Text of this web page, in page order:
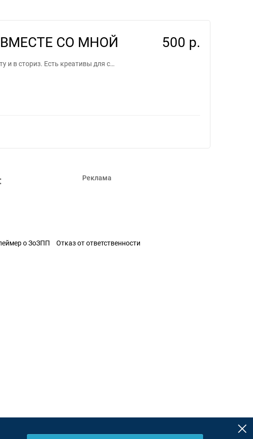
ВМЕСТЕ СО МНОЙ 500 р.
и в сториз. Есть креативы для с…
Реклама
о ЗоЗПП Отказ от ответственности